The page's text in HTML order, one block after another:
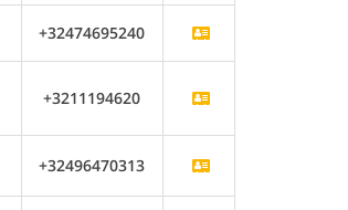
+32474695240
+3211194620
+32496470313